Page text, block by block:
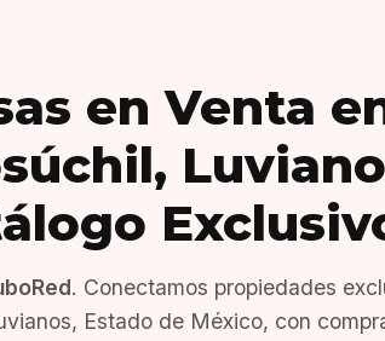
en Venta
. Conectamos propiedades
Estado de México, con